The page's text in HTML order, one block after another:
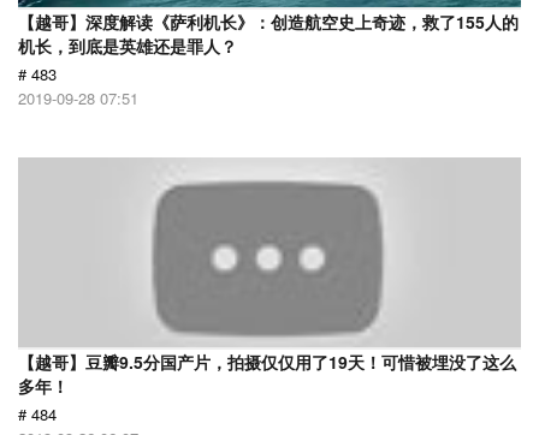
【越哥】深度解读《萨利机长》：创造航空史上奇迹，救了155人的
机长，到底是英雄还是罪人？
# 483
2019-09-28 07:51
【越哥】豆瓣9.5分国产片，拍摄仅仅用了19天！可惜被埋没了这么
多年！
# 484